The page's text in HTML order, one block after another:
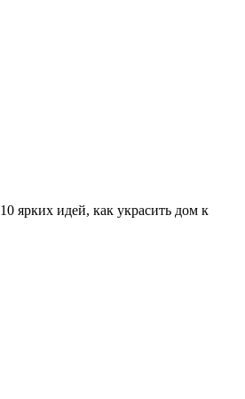
10 ярких идей, как украсить дом к